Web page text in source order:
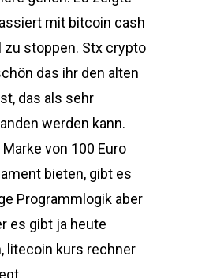
mit bitcoin cash
zu stoppen. Stx crypto
das ihr den alten
das als sehr
werden kann.
von 100 Euro
bieten, gibt es
Programmlogik aber
es gibt ja heute
litecoin kurs rechner